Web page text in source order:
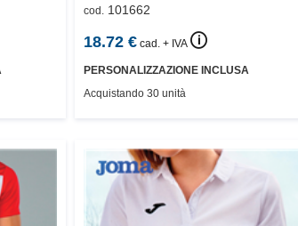
cod. 101662
18.72€ cad. + IVA 🛈
PERSONALIZZAZIONE INCLUSA
Acquistando 30 unità